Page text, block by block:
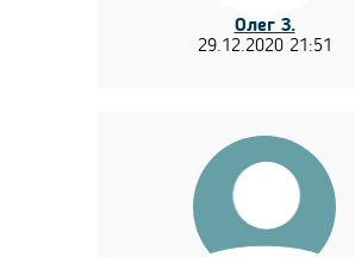
Олег З.
29.12.2020 21:51